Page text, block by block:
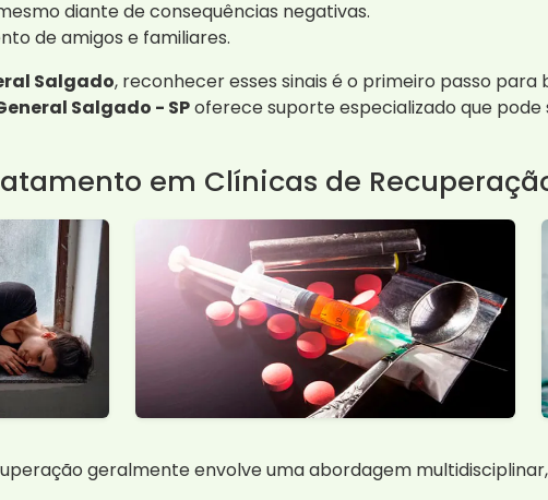
diante de consequências negativas.
de amigos e familiares.
Salgado, reconhecer esses sinais é o primeiro passo para
Salgado - SPoferece suporte especializado que
em Clínicas de
geralmente envolve uma abordagem multidisciplinar,